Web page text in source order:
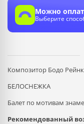
Можно
Выберите
Композитор Бодо
БЕЛОСНЕЖКА
Балет по мотивам
Рекомендованный